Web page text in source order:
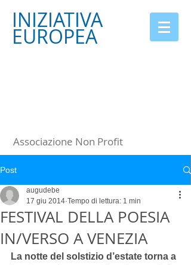
INIZIATIVA
EUROPEA
Associazione Non Profit
Post
FESTIVAL DELLA POESIA
IN/VERSO A VENEZIA
augudebe
17 giu 2014 Tempo di lettura: 1 min
La notte del solstizio d’estate torna a